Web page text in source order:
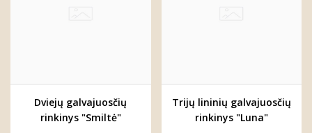
Dviejų galvajuosčių
rinkinys "Smiltė"
Trijų lininių galvajuosčių
rinkinys "Luna"